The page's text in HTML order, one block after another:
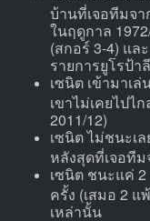
บ้านที่เจอทีมจา
ในฤดูกาล
(สกอร์ 3-4) แล
รายการยูโรป้า
เซนิต เข้ามาเ
เขาไม่เคยไปไ
2011/12)
เซนิต ไม่ชนะเ
หลังสุดที่เจอทีม
เซนิต ชนะแค่
ครั้ง (เสมอ 2 แ
เหล่านั้น